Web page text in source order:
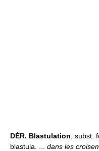
DÉR. Blastulation ,
blastula. ... dans les